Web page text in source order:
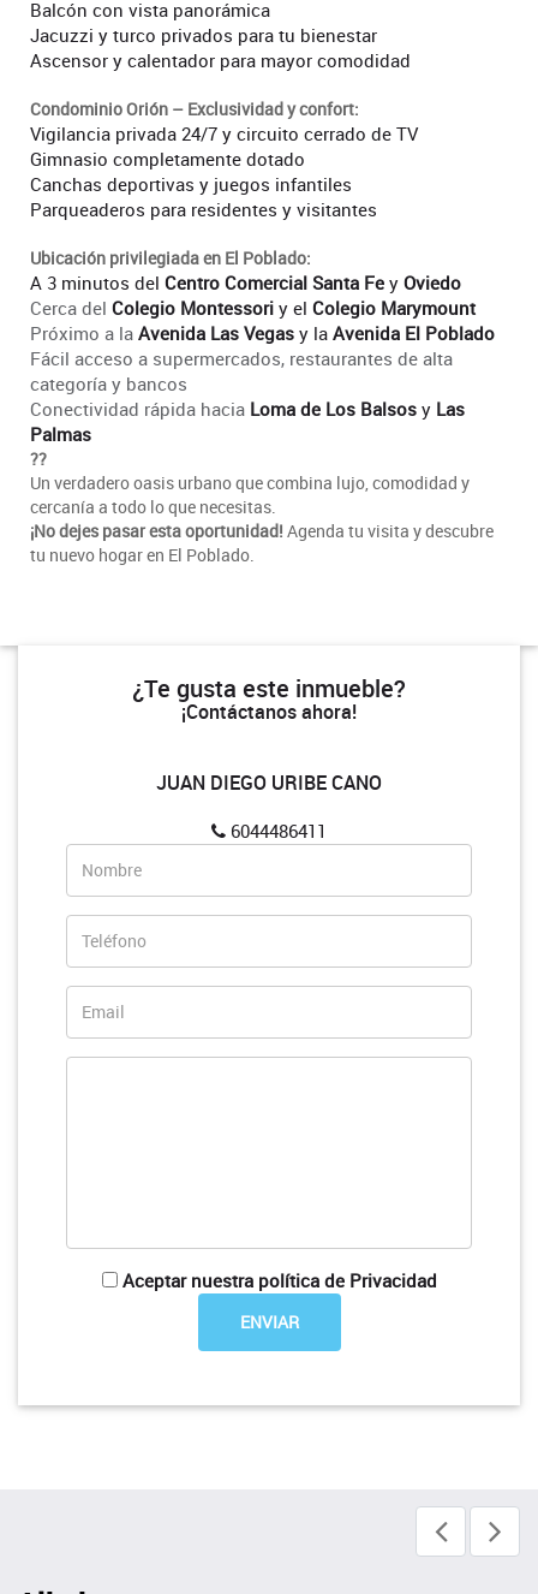
Balcón con vista panorámica
Jacuzzi y turco privados para tu bienestar
Ascensor y calentador para mayor comodidad
Condominio Orión – Exclusividad y confort:
Vigilancia privada 24/7 y circuito cerrado de TV
Gimnasio completamente dotado
Canchas deportivas y juegos infantiles
Parqueaderos para residentes y visitantes
Ubicación privilegiada en El Poblado:
A 3 minutos del Centro Comercial Santa Fe y Oviedo
Cerca del Colegio Montessori y el Colegio Marymount
Próximo a la Avenida Las Vegas y la Avenida El Poblado
Fácil acceso a supermercados, restaurantes de alta
categoría y bancos
Conectividad rápida hacia Loma de Los Balsos y Las
Palmas
??
Un verdadero oasis urbano que combina lujo, comodidad y
cercanía a todo lo que necesitas.
¡No dejes pasar esta oportunidad! Agenda tu visita y descubre
tu nuevo hogar en El Poblado.
¿Te gusta este inmueble?
¡Contáctanos ahora!
JUAN DIEGO URIBE CANO
6044486411
Aceptar nuestra política de Privacidad